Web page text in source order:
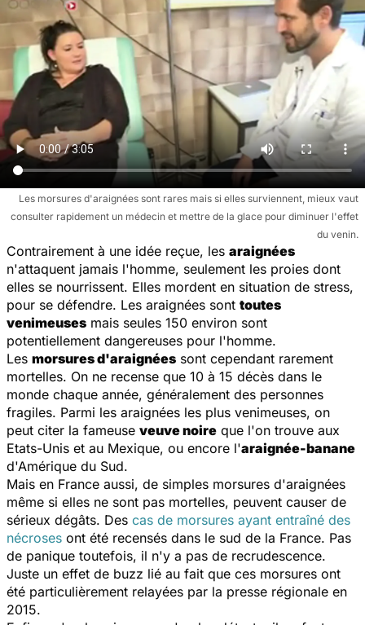
Les morsures d'araignées sont rares mais si elles surviennent, mieux vaut
consulter rapidement un médecin et mettre de la glace pour diminuer l'effet
du venin.
Contrairement à une idée reçue, les araignées
n'attaquent jamais l'homme, seulement les proies dont
elles se nourrissent. Elles mordent en situation de stress,
pour se défendre. Les araignées sont toutes
venimeuses mais seules 150 environ sont
potentiellement dangereuses pour l'homme.
Les morsures d'araignées sont cependant rarement
mortelles. On ne recense que 10 à 15 décès dans le
monde chaque année, généralement des personnes
fragiles. Parmi les araignées les plus venimeuses, on
peut citer la fameuse veuve noire que l'on trouve aux
Etats-Unis et au Mexique, ou encore l'araignée-banane
d'Amérique du Sud.
Mais en France aussi, de simples morsures d'araignées
même si elles ne sont pas mortelles, peuvent causer de
sérieux dégâts. Des cas de morsures ayant entraîné des
nécroses ont été recensés dans le sud de la France. Pas
de panique toutefois, il n'y a pas de recrudescence.
Juste un effet de buzz lié au fait que ces morsures ont
été particulièrement relayées par la presse régionale en
2015.